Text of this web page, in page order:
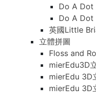
Do A Dot
Do A Dot
英國Little
立體拼圖
Floss and
mierEdu3D
mierEdu 3D
mierEdu 3D